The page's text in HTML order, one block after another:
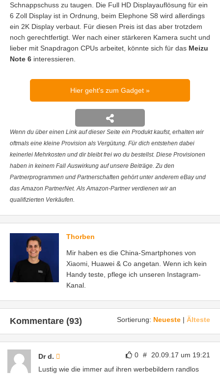
Schnappschuss zu taugen. Die Full HD Displayauflösung für ein
6 Zoll Display ist in Ordnung, beim Elephone S8 wird allerdings
ein 2K Display verbaut. Für diesen Preis ist das aber trotzdem
noch gerechtfertigt. Wer nach einer stärkeren Kamera sucht und
lieber mit Snapdragon CPUs arbeitet, könnte sich für das Meizu
Note 6 interessieren.
Hier geht's zum Gadget
Wenn du über einen Link auf dieser Seite ein Produkt kaufst, erhalten wir
oftmals eine kleine Provision als Vergütung. Für dich entstehen dabei
keinerlei Mehrkosten und dir bleibt frei wo du bestellst. Diese Provisionen
haben in keinem Fall Auswirkung auf unsere Beiträge. Zu den
Partnerprogrammen und Partnerschaften gehört unter anderem eBay und
das Amazon PartnerNet. Als Amazon-Partner verdienen wir an
qualifizierten Verkäufen.
Thorben
Mir haben es die China-Smartphones von
Xiaomi, Huawei & Co angetan. Wenn ich kein
Handy teste, pflege ich unseren Instagram-
Kanal.
Sortierung: Neueste | Älteste
Kommentare (93)
0 # 20.09.17 um 19:21
Dr d.
Lustig wie die immer auf ihren werbebildern randlos